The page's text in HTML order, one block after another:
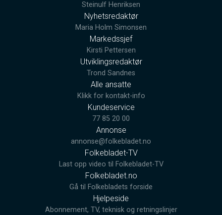
Steinulf Henriksen
Nyhetsredaktør
Maria Holm Simonsen
Markedssjef
Kirsti Pettersen
Utviklingsredaktør
Trond Sandnes
Alle ansatte
Klikk for kontakt-info
Kundeservice
77 85 20 00
Annonse
annonse@folkebladet.no
Folkebladet-TV
Last opp video til Folkebladet-TV
Folkebladet.no
Gå til Folkebladets forside
Hjelpeside
Abonnement, TV, teknisk og retningslinjer